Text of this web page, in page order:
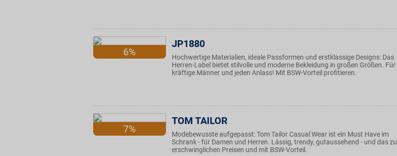
6%
JP1880
Hochwertige Materialien, ideale Passformen und erstklassige Designs: Das
Herren-Label bietet stilvolle und moderne Bekleidung in großen Größen. Für
kräftige Männer und jeden Anlass! Mit BSW-Vorteil profitieren.
7%
TOM TAILOR
Modebewusste aufgepasst: Tom Tailor Casual Wear ist ein Must Have im
Schrank - für Damen und Herren. Lässig, trendy, gutaussehend - und das zu
erschwinglichen Preisen und mit BSW-Vorteil.